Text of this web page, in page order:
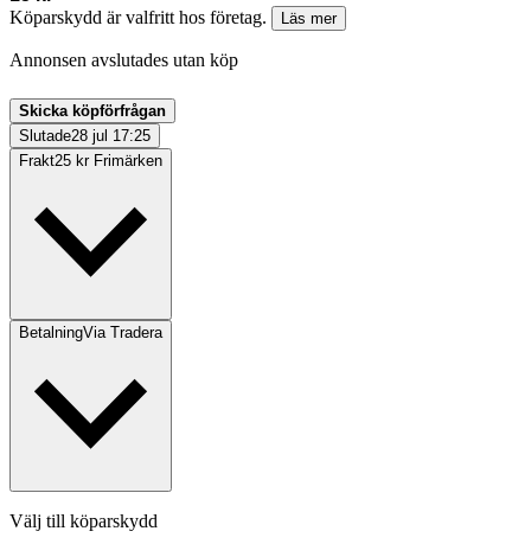
Köparskydd är valfritt hos företag.
Läs mer
Annonsen avslutades utan köp
Skicka köpförfrågan
Slutade28 jul 17:25
Frakt25 kr Frimärken
BetalningVia Tradera
Välj till köparskydd